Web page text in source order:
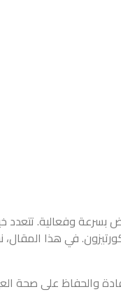
وفعالية. تتعدد
في هذا
والحفاظ على صحة